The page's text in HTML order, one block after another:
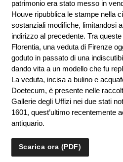
patrimonio era stato messo in
Houve ripubblica le stampe nella
sostanziali modifiche, limitandosi
indirizzo al precedente. Tra
Florentia, una veduta di Firenze
goduto in passato di una
dando vita a un modello che fu
La veduta, incisa a bulino e
Doetecum, è presente nelle
Gallerie degli Uffizi nei due stati
1601, quest’ultimo recentemente
antiquario.
Scarica ora (PDF)